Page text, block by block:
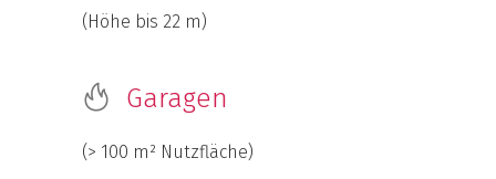
(Höhe bis 22 m)
Garagen
(> 100 m² Nutzfläche)